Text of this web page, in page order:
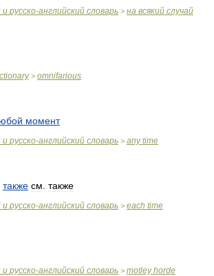
и русско-английский словарь > на всякий случай
> omnifarious
момент
и русско-английский словарь > any time
также см также
и русско-английский словарь > each time
и русско-английский словарь > motley horde